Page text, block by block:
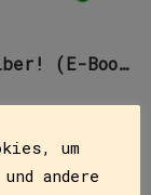
Ins Wasser mit dir, kleiner Biber! (E-Book)
während
um
andere